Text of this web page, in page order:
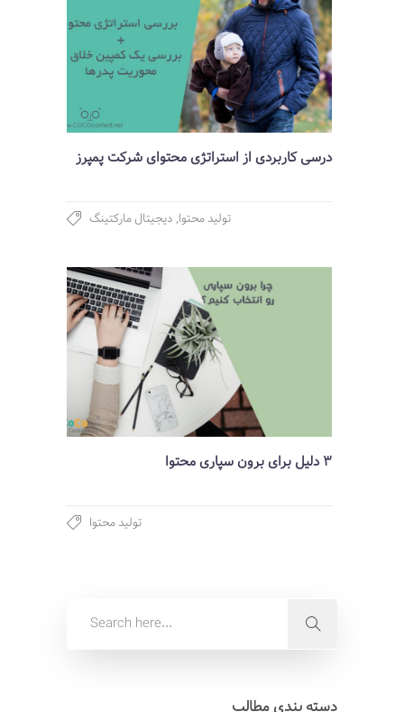
درسی کاربردی از استراتژی محتوای شرکت پمپرز
تولید محتوا, دیجیتال مارکتینگ
3 دلیل برای برون سپاری محتوا
تولید محتوا
دسته بندی مطالب